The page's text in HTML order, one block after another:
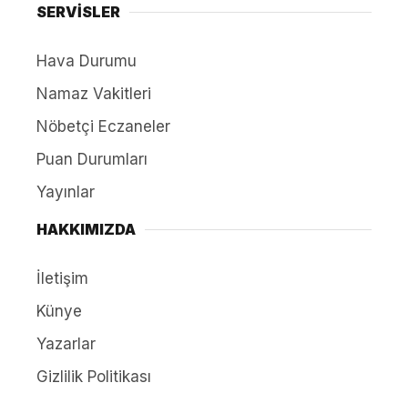
SERVİSLER
Hava Durumu
Namaz Vakitleri
Nöbetçi Eczaneler
Puan Durumları
Yayınlar
HAKKIMIZDA
İletişim
Künye
Yazarlar
Gizlilik Politikası